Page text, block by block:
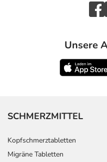
Unsere
SCHMERZMITTEL
Kopfschmerztabletten
Migräne Tabletten